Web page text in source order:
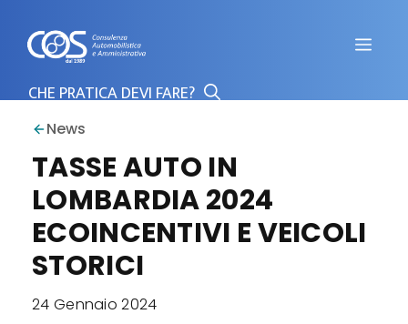
contenuto
News
TASSE AUTO IN
LOMBARDIA 2024
ECOINCENTIVI E VEICOLI
STORICI
24 Gennaio 2024